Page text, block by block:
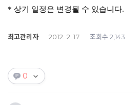
* 상기 일정은 변경될 수 있습니다.
최고관리자 2012. 2. 17 조회수 2,143
0